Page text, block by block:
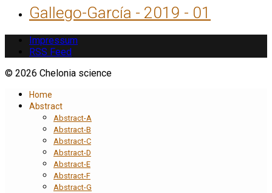
Gallego-García - 2019 - 01
Impressum
RSS Feed
© 2026 Chelonia science
Home
Abstract
Abstract-A
Abstract-B
Abstract-C
Abstract-D
Abstract-E
Abstract-F
Abstract-G